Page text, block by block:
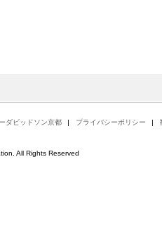
ダビッドソン京都 プライバシーポリシー
All Rights Reserved